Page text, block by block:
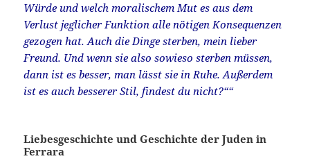
Würde und welch moralischem Mut es aus dem
Verlust jeglicher Funktion alle nötigen Konsequenzen
gezogen hat. Auch die Dinge sterben, mein lieber
Freund. Und wenn sie also sowieso sterben müssen,
dann ist es besser, man lässt sie in Ruhe. Außerdem
ist es auch besserer Stil, findest du nicht?““
Liebesgeschichte und Geschichte der Juden in
Ferrara